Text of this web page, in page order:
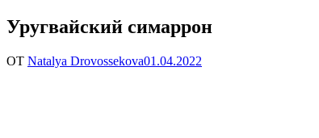
Уругвайский симаррон
ОТ Natalya Drovossekova01.04.2022